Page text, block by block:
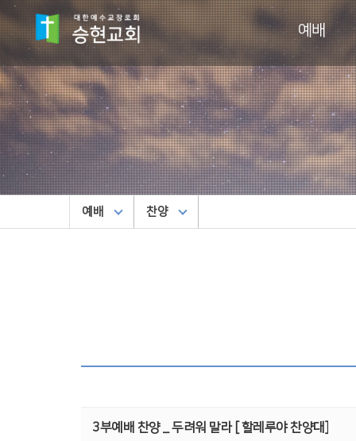
예배
예배 찬양
3부예배 찬양 _ 두려워 말라 [ 할레루야 찬양대]